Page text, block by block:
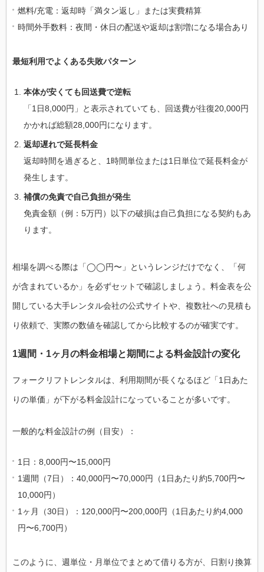
燃料/充電：返却時「満タン返し」または実費精算
時間外手数料：夜間・休日の配送や返却は割増になる場合あり
最短利用でよくある失敗パターン
本体が安くても回送費で逆転
「1日8,000円」と表示されていても、回送費が往復20,000円
かかれば総額28,000円になります。
返却遅れで延長料金
返却時間を過ぎると、1時間単位または1日単位で延長料金が
発生します。
補償の免責で自己負担が発生
免責金額（例：5万円）以下の破損は自己負担になる契約もあ
ります。
相場を調べる際は「◯◯円〜」というレンジだけでなく、「何
が含まれているか」を必ずセットで確認しましょう。料金表を公
開している大手レンタル会社の公式サイトや、複数社への見積も
り依頼で、実際の数値を確認してから比較するのが確実です。
1週間・1ヶ月の料金相場と期間による料金設計の変化
フォークリフトレンタルは、利用期間が長くなるほど「1日あた
りの単価」が下がる料金設計になっていることが多いです。
一般的な料金設計の例（目安）：
1日：8,000円〜15,000円
1週間（7日）：40,000円〜70,000円（1日あたり約5,700円〜
10,000円）
1ヶ月（30日）：120,000円〜200,000円（1日あたり約4,000
円〜6,700円）
このように、週単位・月単位でまとめて借りる方が、日割り換算